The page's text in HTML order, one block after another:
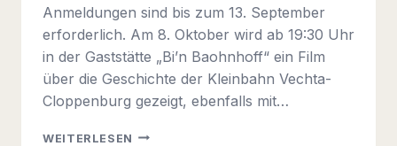
Anmeldungen sind bis zum 13. September
erforderlich. Am 8. Oktober wird ab 19:30 Uhr
in der Gaststätte „Bi’n Baohnhoff“ ein Film
über die Geschichte der Kleinbahn Vechta-
Cloppenburg gezeigt, ebenfalls mit…
WEITERLESEN INFOBRIEF